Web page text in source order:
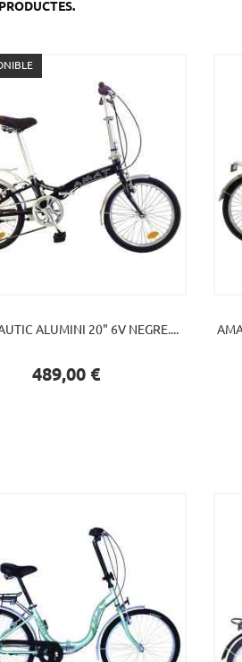
ALUMINI 20" 6V NEGRE....
Preu
489,00 €